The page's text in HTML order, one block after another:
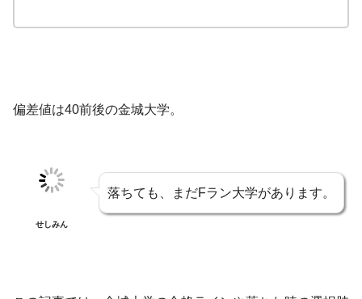
偏差値は40前後の金城大学。
せしみん
落ちても、まだFラン大学があります。